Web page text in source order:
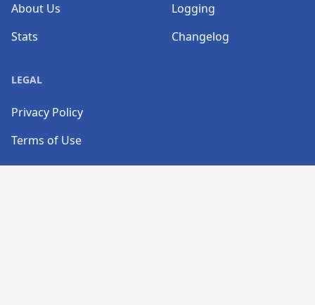
About Us
Stats
Logging
Changelog
LEGAL
Privacy Policy
Terms of Use